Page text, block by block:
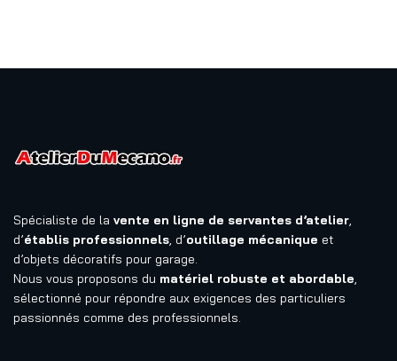
Spécialiste de la vente en ligne de servantes d’atelier
d’établis professionnels , d’outillage mécanique et
d’objets décoratifs pour garage.
Nous vous proposons du matériel robuste et abordable
sélectionné pour répondre aux exigences des particuliers
passionnés comme des professionnels.